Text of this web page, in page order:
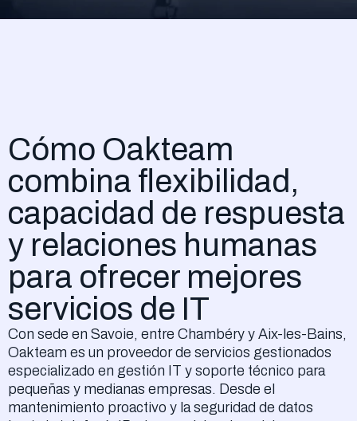
Cómo Oakteam
combina flexibilidad,
capacidad de respuesta
y relaciones humanas
para ofrecer mejores
servicios de IT
Con sede en Savoie, entre Chambéry y Aix-les-Bains,
Oakteam es un proveedor de servicios gestionados
especializado en gestión IT y soporte técnico para
pequeñas y medianas empresas. Desde el
mantenimiento proactivo y la seguridad de datos